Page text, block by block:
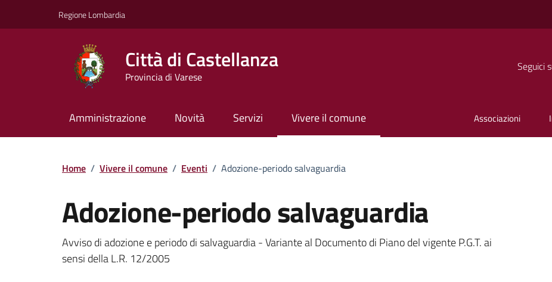
Regione Lombardia
Città di Castellanza
Provincia di Varese
Seguici
Amministrazione Novità Servizi Vivere il comune Associazioni
Home / Vivere il comune / Eventi / Adozione-periodo salvaguardia
Adozione-periodo salvaguardia
Dettagli della notizia
Avviso di adozione e periodo di salvaguardia - Variante al Documento di Piano del vigente P.G.T. ai
sensi della L.R. 12/2005